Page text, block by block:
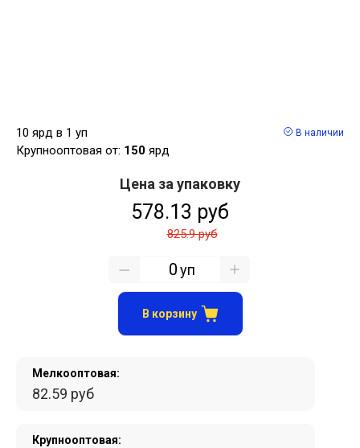
10 ярд в 1 уп
Крупнооптовая от: 150 ярд
В наличии
Мелкооптовая:
82.59 руб
Крупнооптовая:
Цена за упаковку
578.13 руб
825.9 руб
уп
В корзину